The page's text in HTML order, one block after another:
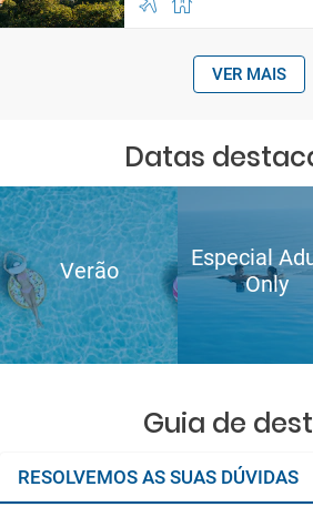
VER MAIS
Datas
Verão
Especial
Only
Guia de
RESOLVEMOS AS SUAS DÚVIDAS